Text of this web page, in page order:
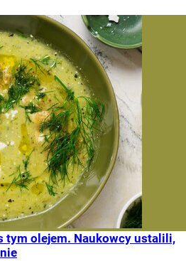
tym olejem. Naukowcy ustalili,